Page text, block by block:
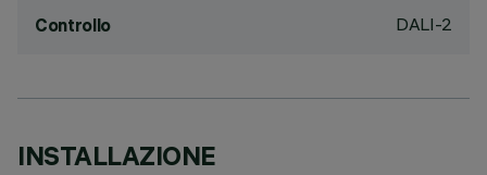
Controllo DALI-2
INSTALLAZIONE